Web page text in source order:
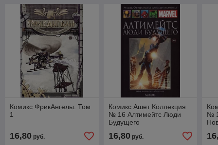
Комикс ФрикАнгелы. Том
1
16,80 руб.
Комикс Ашет Коллекция
№ 16 Алтимейтс Люди
Будущего
16,80руб.
№